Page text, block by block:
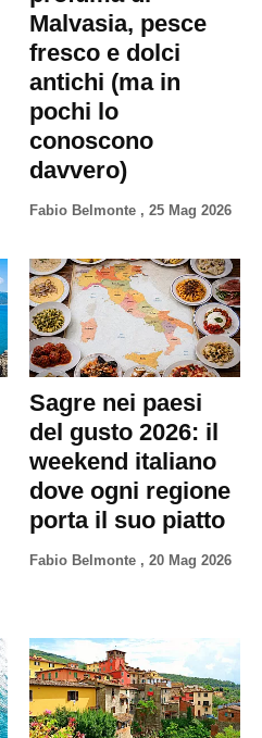
Malvasia, pesce
fresco e dolci
antichi (ma in
pochi lo
conoscono
davvero)
Fabio Belmonte , 25 Mag 2026
Sagre nei paesi
del gusto 2026: il
weekend italiano
dove ogni regione
porta il suo piatto
Fabio Belmonte , 20 Mag 2026